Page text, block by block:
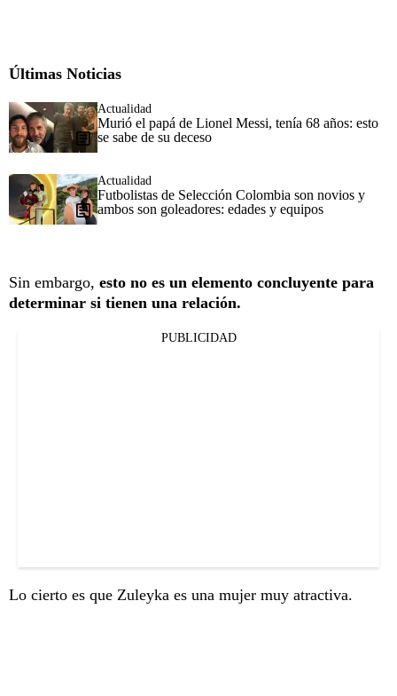
Últimas Noticias
Actualidad
Murió el papá de Lionel Messi, tenía 68 años: esto
se sabe de su deceso
Actualidad
Futbolistas de Selección Colombia son novios y
ambos son goleadores: edades y equipos
Sin embargo, esto no es un elemento concluyente para
determinar si tienen una relación.
PUBLICIDAD
Lo cierto es que Zuleyka es una mujer muy atractiva.